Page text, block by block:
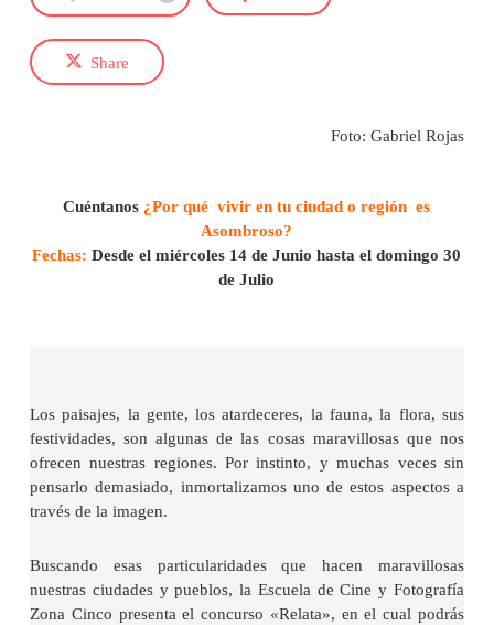
Share
Foto: Gabriel Rojas
Cuéntanos ¿Por qué vivir en tu ciudad o región es
Asombroso?
Fechas: Desde el miércoles 14 de Junio hasta el domingo 30
de Julio
Los paisajes, la gente, los atardeceres, la fauna, la flora, sus
festividades, son algunas de las cosas maravillosas que nos
ofrecen nuestras regiones. Por instinto, y muchas veces sin
pensarlo demasiado, inmortalizamos uno de estos aspectos a
través de la imagen.
Buscando esas particularidades que hacen maravillosas
nuestras ciudades y pueblos, la Escuela de Cine y Fotografía
Zona Cinco presenta el concurso «Relata», en el cual podrás